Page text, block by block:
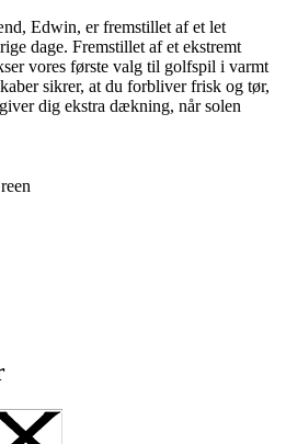
Edwin, er fremstillet af et let
dage. Fremstillet af et ekstremt
vores første valg til golfspil i varmt
sikrer, at du forbliver frisk og tør,
dig ekstra dækning, når solen